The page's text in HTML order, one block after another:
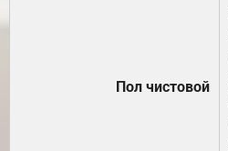
Пол чистовой